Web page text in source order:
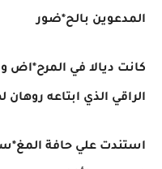
المدعوين بالح*ضور
كانت ديالا في المرح*اض
الراقي الذي ابتاعه روهان
استندت علي حافة